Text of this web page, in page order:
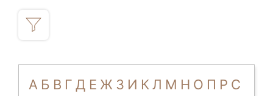
А Б В Г Д Е Ж З И К Л М Н О П Р С